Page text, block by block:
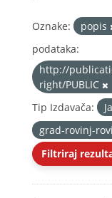
Oznake: popis
podataka:
http://
right/PUBLIC
Tip Izdavača:
grad-rovinj-
Filtriraj